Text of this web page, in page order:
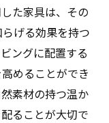
た家具は、その
げる効果を持つ
ングに配置する
めることができ
素材の持つ温か
ることが大切で